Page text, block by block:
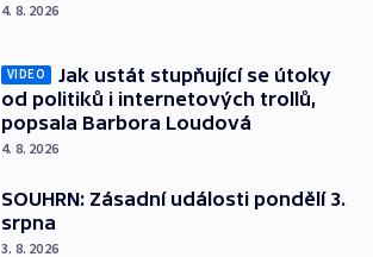
4. 8. 2026
VIDEO
Jak ustát stupňující se útoky
od politiků i internetových trollů,
popsala Barbora Loudová
4. 8. 2026
SOUHRN: Zásadní události pondělí 3.
srpna
3. 8. 2026